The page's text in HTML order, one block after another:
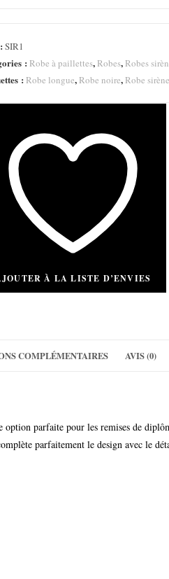
SIR1
: Robe à paillettes, Robes, Robes
: Robe longue, Robe noire, Robe sirène
À LA LISTE D’ENVIES
COMPLÉMENTAIRES AVIS (0)
parfaite pour les remises de
parfaitement le design avec le